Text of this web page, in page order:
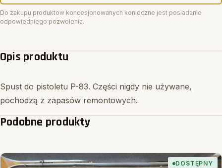
Do zakupu produktow koncesjonowanych konieczne jest posiadanie
odpowiedniego pozwolenia.
Opis produktu
Spust do pistoletu P-83. Części nigdy nie używane,
pochodzą z zapasów remontowych.
Podobne produkty
DOSTĘPNY